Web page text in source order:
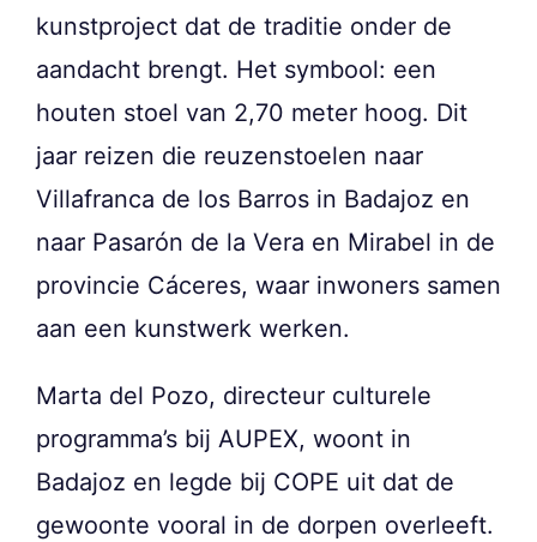
kunstproject dat de traditie onder de
aandacht brengt. Het symbool: een
houten stoel van 2,70 meter hoog. Dit
jaar reizen die reuzenstoelen naar
Villafranca de los Barros in Badajoz en
naar Pasarón de la Vera en Mirabel in de
provincie Cáceres, waar inwoners samen
aan een kunstwerk werken.
Marta del Pozo, directeur culturele
programma’s bij AUPEX, woont in
Badajoz en legde bij COPE uit dat de
gewoonte vooral in de dorpen overleeft.